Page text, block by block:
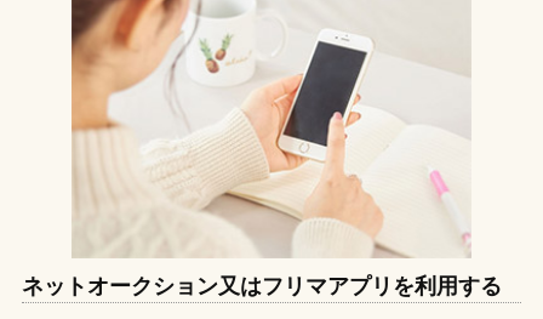
ネットオークション又はフリマアプリを利用する